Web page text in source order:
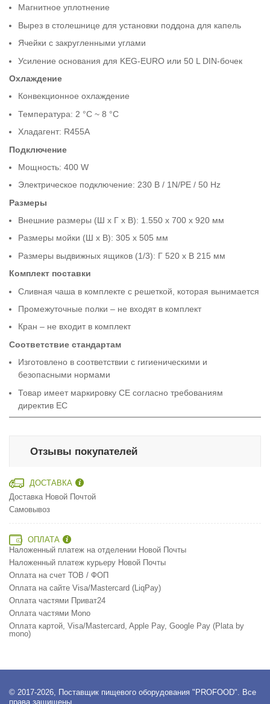
Магнитное уплотнение
Вырез в столешнице для установки поддона для капель
Ячейки с закругленными углами
Усиление основания для KEG-EURO или 50 L DIN-бочек
Охлаждение
Конвекционное охлаждение
Температура: 2 °C ~ 8 °C
Хладагент: R455A
Подключение
Мощность: 400 W
Электрическое подключение: 230 В / 1N/PE / 50 Hz
Размеры
Внешние размеры (Ш x Г x В): 1.550 x 700 x 920 мм
Размеры мойки (Ш x В): 305 x 505 мм
Размеры выдвижных ящиков (1/3): Г 520 x В 215 мм
Комплект поставки
Сливная чаша в комплекте с решеткой, которая вынимается
Промежуточные полки – не входят в комплект
Кран – не входит в комплект
Соответствие стандартам
Изготовлено в соответствии с гигиеническими и
безопасными нормами
Товар имеет маркировку CE согласно требованиям
директив ЕС
Отзывы покупателей
ДОСТАВКА
Доставка Новой Почтой
Самовывоз
ОПЛАТА
Наложенный платеж на отделении Новой Почты
Наложенный платеж курьеру Новой Почты
Оплата на счет ТОВ / ФОП
Оплата на сайте Visa/Mastercard (LiqPay)
Оплата частями Приват24
Оплата частями Mono
Оплата картой, Visa/Mastercard, Apple Pay, Google Pay (Plata by
mono)
© 2017-2026, Поставщик пищевого оборудования "PROFOOD". Все